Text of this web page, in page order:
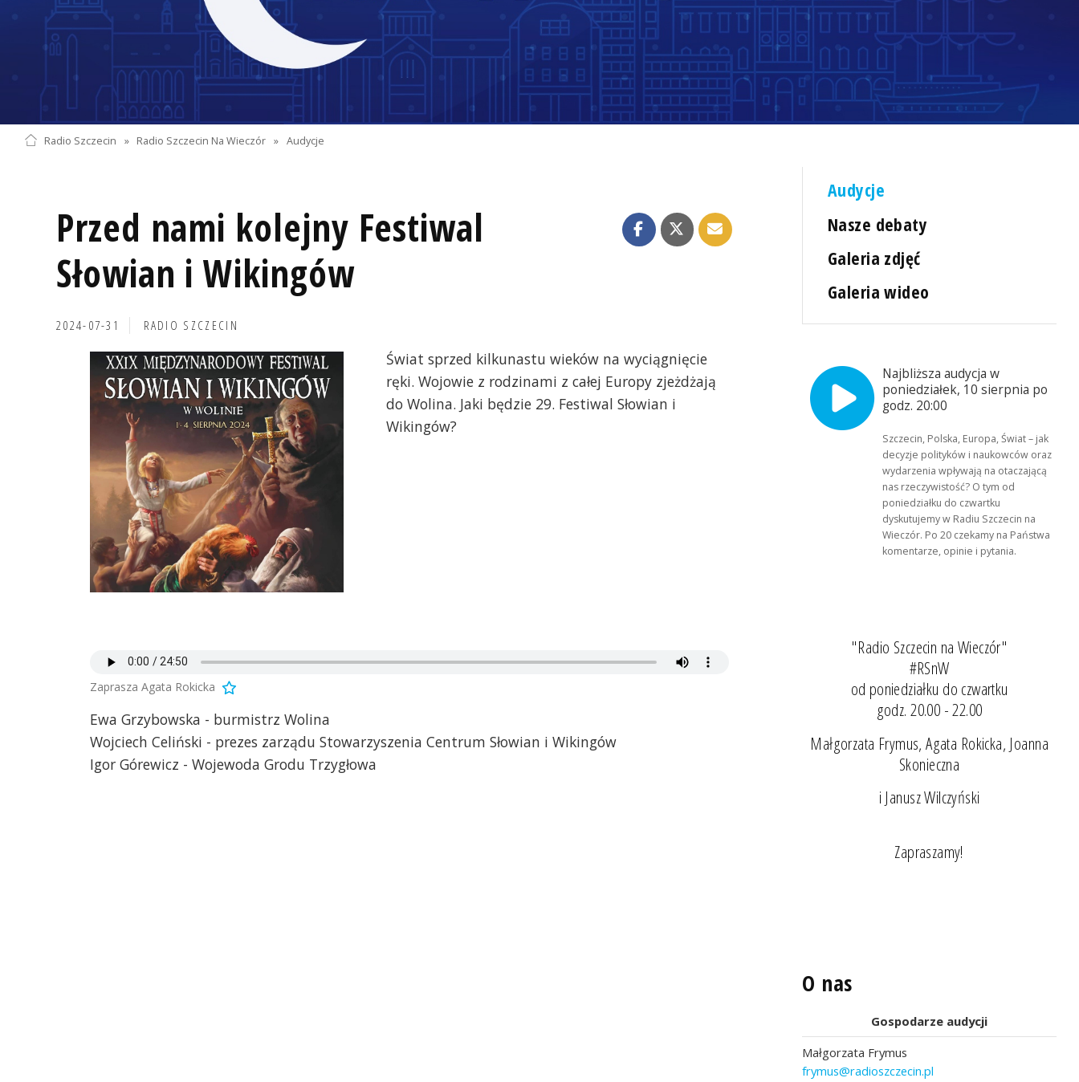
Radio Szczecin » Radio Szczecin Na Wieczór » Audycje
Przed nami kolejny Festiwal
Słowian i Wikingów
2024-07-31 RADIO SZCZECIN
Świat sprzed kilkunastu wieków na wyciągnięcie
ręki. Wojowie z rodzinami z całej Europy zjeżdżają
do Wolina. Jaki będzie 29. Festiwal Słowian i
Wikingów?
Zaprasza Agata Rokicka
Ewa Grzybowska - burmistrz Wolina
Wojciech Celiński - prezes zarządu Stowarzyszenia Centrum Słowian i Wikingów
Igor Górewicz - Wojewoda Grodu Trzygłowa
Audycje
Nasze debaty
Galeria zdjęć
Galeria wideo
Najbliższa audycja w
poniedziałek, 10 sierpnia po
godz. 20:00
Szczecin, Polska, Europa, Świat – jak
decyzje polityków i naukowców oraz
wydarzenia wpływają na otaczającą
nas rzeczywistość? O tym od
poniedziałku do czwartku
dyskutujemy w Radiu Szczecin na
Wieczór. Po 20 czekamy na Państwa
komentarze, opinie i pytania.
"Radio Szczecin na Wieczór"
#RSnW
od poniedziałku do czwartku
godz. 20.00 - 22.00
Małgorzata Frymus, Agata Rokicka, Joanna
Skonieczna
i Janusz Wilczyński
Zapraszamy!
O nas
Gospodarze audycji
Małgorzata Frymus
frymus@radioszczecin.pl